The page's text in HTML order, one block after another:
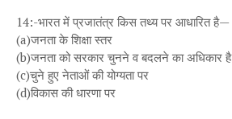
14:-भारत में प्रजातंत्र किस तथ्य पर आधारित है—
(a)जनता के शिक्षा स्तर
(b)जनता को सरकार चुनने व बदलने का अधिकार है
(c)चुने हुए नेताओं की योग्यता पर
(d)विकास की धारणा पर